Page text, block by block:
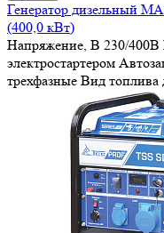
Генератор дизельный
(400,0 кВт)
Напряжение, В 230/400В
электростартером
трехфазные Вид топлива